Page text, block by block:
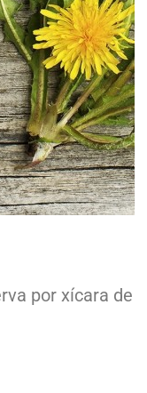
por xícara de